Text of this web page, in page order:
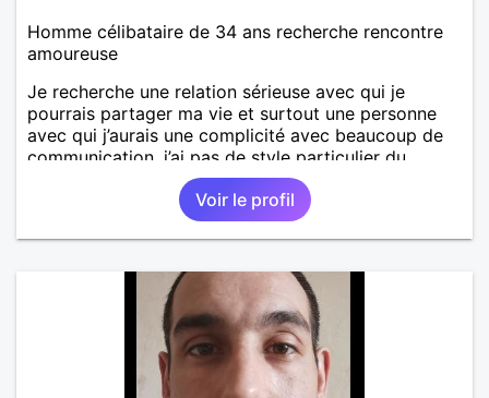
Homme célibataire de 34 ans recherche rencontre
amoureuse
Je recherche une relation sérieuse avec qui je
pourrais partager ma vie et surtout une personne
avec qui j’aurais une complicité avec beaucoup de
communication, j’ai pas de style particulier du
moment qu’on peut affronter les problèmes de la vie
à deux et d’être présent l’un pour l’autre
Voir le profil